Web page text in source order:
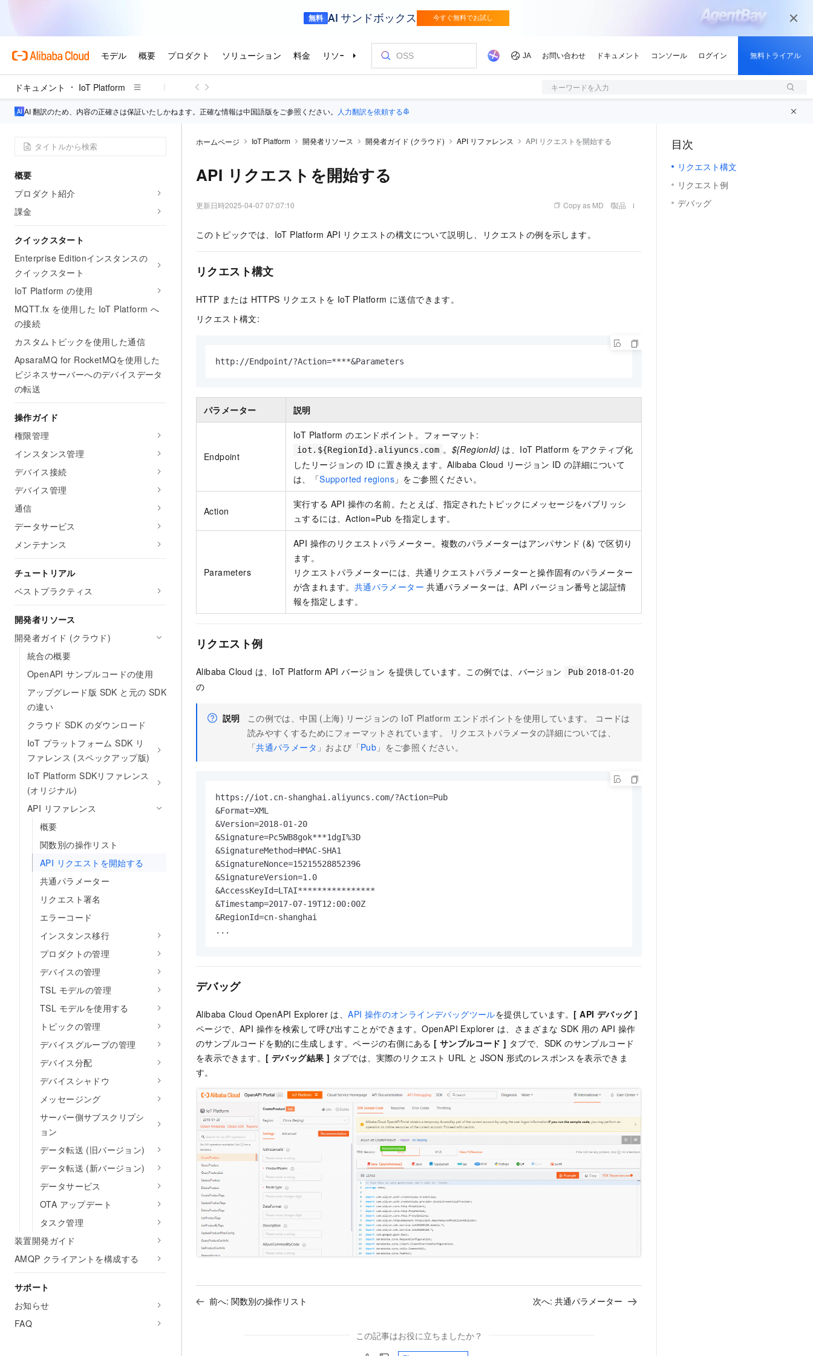
ドキュメント IoT Platform キーワードを入力
AI 翻訳のため、内容の正確さは保証いたしかねます。正確な情報は中国語版をご参照ください。 人力翻訳を依頼する
概要
プロダクト紹介
課金
クイックスタート
Enterprise Editionインスタンスの
クイックスタート
IoT Platform の使用
MQTT.fx を使用した IoT Platform へ
の接続
カスタムトピックを使用した通信
ApsaraMQ for RocketMQを使用した
ビジネスサーバーへのデバイスデータ
の転送
操作ガイド
権限管理
インスタンス管理
デバイス接続
デバイス管理
通信
データサービス
メンテナンス
チュートリアル
ベストプラクティス
開発者リソース
開発者ガイド (クラウド)
統合の概要
OpenAPI サンプルコードの使用
アップグレード版 SDK と元の SDK
の違い
クラウド SDK のダウンロード
IoT プラットフォーム SDK リ
ファレンス (スペックアップ版)
IoT Platform SDKリファレンス
(オリジナル)
API リファレンス
概要
関数別の操作リスト
API リクエストを開始する
共通パラメーター
リクエスト署名
エラーコード
インスタンス移行
プロダクトの管理
デバイスの管理
TSL モデルの管理
TSL モデルを使用する
トピックの管理
デバイスグループの管理
デバイス分配
デバイスシャドウ
メッセージング
サーバー側サブスクリプシ
ョン
データ転送 (旧バージョン)
データ転送 (新バージョン)
データサービス
OTA アップデート
タスク管理
装置開発ガイド
AMQP クライアントを構成する
サポート
お知らせ
FAQ
ホームページ IoT Platform 開発者リソース 開発者ガイド (クラウド) API リファレンス API リクエストを開始する
API リクエストを開始する
更新日時2025-04-07 07:07:10 Copy as MD 製品
このトピックでは、IoT Platform API リクエストの構文について説明し、リクエストの例を示します。
リクエスト構文
HTTP または HTTPS リクエストを IoT Platform に送信できます。
リクエスト構文:
http://Endpoint/?Action=****&Parameters
パラメーター 説明
Endpoint
IoT Platform のエンドポイント。フォーマット:
iot.${RegionId}.aliyuncs.com 。 ${RegionId} は、IoT Platform をアクティブ化
したリージョンの ID に置き換えます。Alibaba Cloud リージョン ID の詳細について
は、「Supported regions 」をご参照ください。
Action
実行する API 操作の名前。たとえば、指定されたトピックにメッセージをパブリッシ
ュするには、Action=Pub を指定します。
Parameters
API 操作のリクエストパラメーター。複数のパラメーターはアンパサンド (&) で区切り
ます。
リクエストパラメーターには、共通リクエストパラメーターと操作固有のパラメーター
が含まれます。 共通パラメーター 共通パラメーターは、API バージョン番号と認証情
報を指定します。
リクエスト例
Alibaba Cloud は、IoT Platform API バージョン を提供しています。この例では、バージョン Pub 2018-01-20
の
説明
この例では、中国 (上海) リージョンの IoT Platform エンドポイントを使用しています。 コードは
読みやすくするためにフォーマットされています。 リクエストパラメータの詳細については、
「共通パラメータ 」および「Pub 」をご参照ください。
https://iot.cn-shanghai.aliyuncs.com/?Action=Pub
&Format=XML
&Version=2018-01-20
&Signature=Pc5WB8gok***1dgI%3D
&SignatureMethod=HMAC-SHA1
&SignatureNonce=15215528852396
&SignatureVersion=1.0
&AccessKeyId=LTAI****************
&Timestamp=2017-07-19T12:00:00Z
&RegionId=cn-shanghai
...
デバッグ
Alibaba Cloud OpenAPI Explorer は、API 操作のオンラインデバッグツールを提供しています。 [ API デバッグ ]
ページで、API 操作を検索して呼び出すことができます。OpenAPI Explorer は、さまざまな SDK 用の API 操作
のサンプルコードを動的に生成します。ページの右側にある [ サンプルコード ] タブで、SDK のサンプルコード
を表示できます。 [ デバッグ結果 ] タブでは、実際のリクエスト URL と JSON 形式のレスポンスを表示できま
す。
前へ: 関数別の操作リスト 次へ: 共通パラメーター
この記事はお役に立ちましたか？
目次
リクエスト構文
リクエスト例
デバッグ